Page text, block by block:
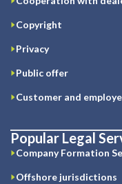
Copyright
Privacy
Public offer
Customer and
Popular Legal
Company Formation
Offshore jurisdictions